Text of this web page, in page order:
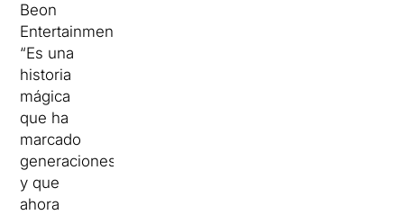
Beon
Entertainment.
“Es una
historia
mágica
que ha
marcado
generaciones
y que
ahora